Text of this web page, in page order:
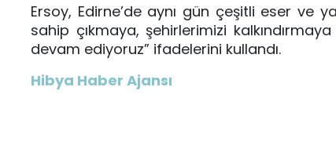
Ersoy, Edirne’de aynı gün çeşitli eser ve
sahip çıkmaya, şehirlerimizi
devam ediyoruz” ifadelerini kullandı.
Hibya Haber Ajansı